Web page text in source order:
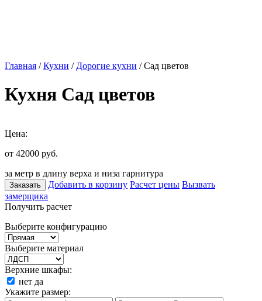
Главная /Кухни / Дорогие кухни / Сад цветов
Кухня Сад цветов
Цена:
от 42000 руб.
за метр в длину верха и низа гарнитура
Заказать Добавить в корзину Расчет цены Вызвать
замерщика
Получить расчет
Выберите конфигурацию
Выберите материал
Верхние шкафы:
нет да
Укажите размер: